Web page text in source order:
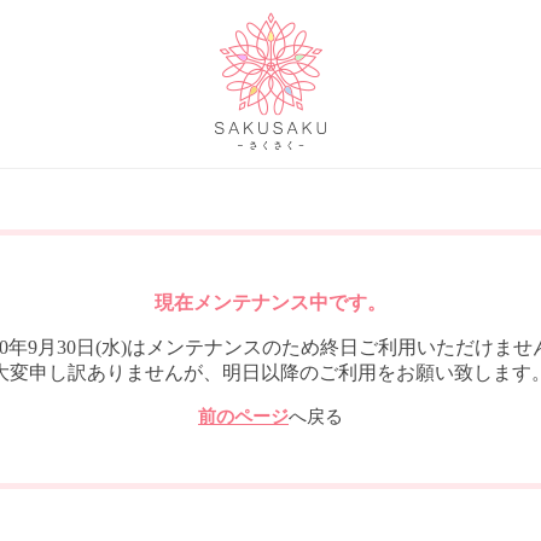
現在メンテナンス中です。
年9月30日(水)はメンテナンスのため終日ご利用いただけませ
変申し訳ありませんが、明日以降のご利用をお願い致します
前のページへ戻る